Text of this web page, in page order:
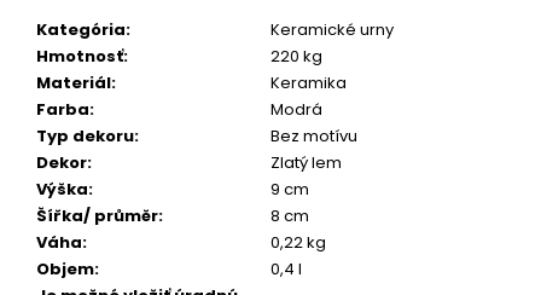
Kategória:
Keramické urny
Hmotnosť:
220 kg
Materiál:
Keramika
Farba:
Modrá
Typ dekoru:
Bez motívu
Dekor:
Zlatý lem
Výška:
9 cm
Šířka/ průměr:
8 cm
Váha:
0,22 kg
Objem:
0,4 l
p
o
ú
č
a
m
e